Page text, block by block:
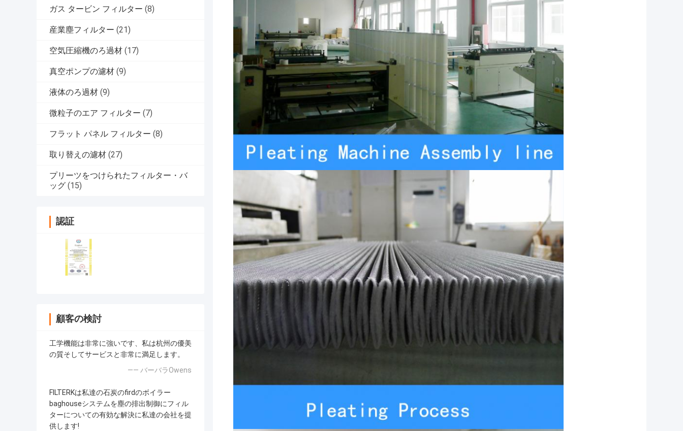
ガス タービン フィルター (8)
産業塵フィルター (21)
空気圧縮機のろ過材 (17)
真空ポンプの濾材 (9)
液体のろ過材 (9)
微粒子のエア フィルター (7)
フラット パネル フィルター (8)
取り替えの濾材 (27)
プリーツをつけられたフィルター・バ
ッグ (15)
認証
顧客の検討
工学機能は非常に強いです、私は杭州の優美
の質そしてサービスと非常に満足します。
—— バーバラOwens
FILTERKは私達の石炭のfirdのボイラー
baghouseシステムを塵の排出制御にフィル
ターについての有効な解決に私達の会社を提
供します!